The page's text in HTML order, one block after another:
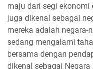
maju dari segi
juga dikenal sebagai
mereka adalah negara-
sedang mengalami
bersama dengan
dikenal sebagai Negara